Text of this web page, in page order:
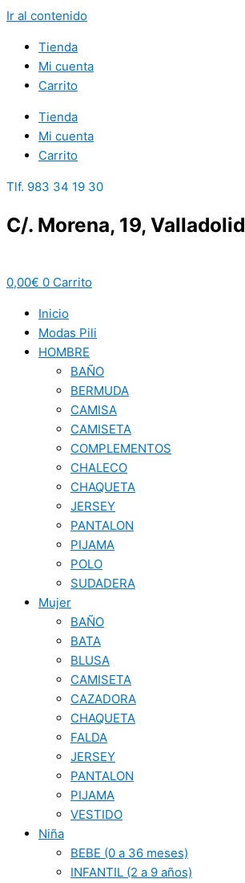
Ir al contenido
Tienda
Mi cuenta
Carrito
Tienda
Mi cuenta
Carrito
Tlf. 983 34 19 30
C/. Morena, 19, Valladolid
0,00€ 0 Carrito
Inicio
Modas Pili
HOMBRE
BAÑO
BERMUDA
CAMISA
CAMISETA
COMPLEMENTOS
CHALECO
CHAQUETA
JERSEY
PANTALON
PIJAMA
POLO
SUDADERA
Mujer
BAÑO
BATA
BLUSA
CAMISETA
CAZADORA
CHAQUETA
FALDA
JERSEY
PANTALON
PIJAMA
VESTIDO
Niña
BEBE (0 a 36 meses)
INFANTIL (2 a 9 años)